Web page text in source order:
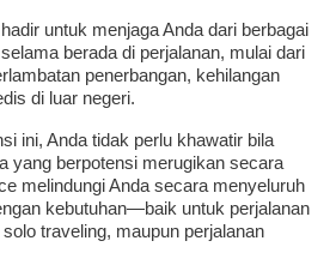
untuk menjaga Anda dari berbagai
berada di perjalanan, mulai dari
penerbangan, kehilangan
di luar negeri.
ini, Anda tidak perlu khawatir bila
yang berpotensi merugikan secara
melindungi Anda secara menyeluruh
kebutuhan—baik untuk perjalanan
traveling, maupun perjalanan